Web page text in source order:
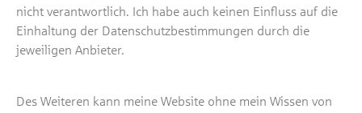
nicht verantwortlich. Ich habe auch keinen Einfluss auf die
Einhaltung der Datenschutzbestimmungen durch die
jeweiligen Anbieter.
Des Weiteren kann meine Website ohne mein Wissen von